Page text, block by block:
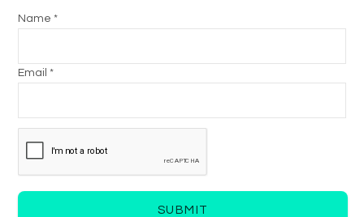
Name *
Email *
SUBMIT